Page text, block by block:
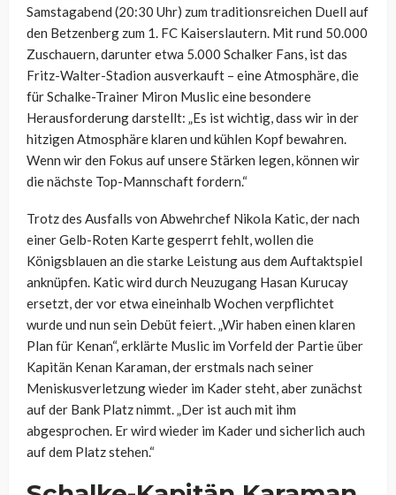
Samstagabend (20:30 Uhr) zum traditionsreichen Duell auf
den Betzenberg zum 1. FC Kaiserslautern. Mit rund 50.000
Zuschauern, darunter etwa 5.000 Schalker Fans, ist das
Fritz-Walter-Stadion ausverkauft – eine Atmosphäre, die
für Schalke-Trainer Miron Muslic eine besondere
Herausforderung darstellt: „Es ist wichtig, dass wir in der
hitzigen Atmosphäre klaren und kühlen Kopf bewahren.
Wenn wir den Fokus auf unsere Stärken legen, können wir
die nächste Top-Mannschaft fordern.“
Trotz des Ausfalls von Abwehrchef Nikola Katic, der nach
einer Gelb-Roten Karte gesperrt fehlt, wollen die
Königsblauen an die starke Leistung aus dem Auftaktspiel
anknüpfen. Katic wird durch Neuzugang Hasan Kurucay
ersetzt, der vor etwa eineinhalb Wochen verpflichtet
wurde und nun sein Debüt feiert. „Wir haben einen klaren
Plan für Kenan“, erklärte Muslic im Vorfeld der Partie über
Kapitän Kenan Karaman, der erstmals nach seiner
Meniskusverletzung wieder im Kader steht, aber zunächst
auf der Bank Platz nimmt. „Der ist auch mit ihm
abgesprochen. Er wird wieder im Kader und sicherlich auch
auf dem Platz stehen.“